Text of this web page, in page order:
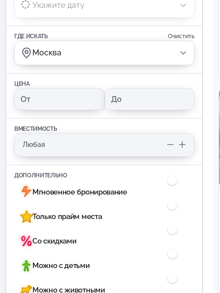
Укажите дату
ГДЕ ИСКАТЬ Очистить
Москва
ЦЕНА
ВМЕСТИМОСТЬ
ДОПОЛНИТЕЛЬНО
Мгновенное бронирование
Только прайм места
Со скидками
Можно с детьми
Можно с животными